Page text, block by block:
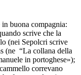
buona compagnia:
scrive che la
(nei Sepolcri scrive
(ne “La collana della
in portoghese»);
correvano